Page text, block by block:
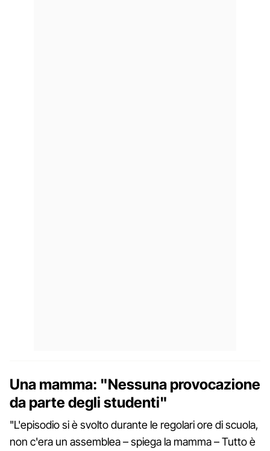
Una mamma: "Nessuna provocazione
da parte degli studenti"
"L'episodio si è svolto durante le regolari ore di scuola,
non c'era un assemblea – spiega la mamma – Tutto è